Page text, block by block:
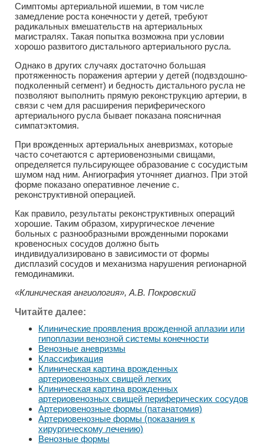
Симптомы артериальной ишемии, в том числе
замедление роста конечности у детей, требуют
радикальных вмешательств на артериальных
магистралях. Такая попытка возможна при условии
хорошо развитого дистального артериального русла.
Однако в других случаях достаточно большая
протяженность поражения артерии у детей (подвздошно-
подколенный сегмент) и бедность дистального русла не
позволяют выполнить прямую реконструкцию артерии, в
связи с чем для расширения периферического
артериального русла бывает показана поясничная
симпатэктомия.
При врожденных артериальных аневризмах, которые
часто сочетаются с артериовенозными свищами,
определяется пульсирующее образование с сосудистым
шумом над ним. Ангиография уточняет диагноз. При этой
форме показано оперативное лечение с.
реконструктивной операцией.
Как правило, результаты реконструктивных операций
хорошие. Таким образом, хирургическое лечение
больных с разнообразными врожденными пороками
кровеносных сосудов должно быть
индивидуализировано в зависимости от формы
дисплазий сосудов и механизма нарушения регионарной
гемодинамики.
«Клиническая ангиология», А.В. Покровский
Читайте далее:
Клинические проявления врожденной аплазии или
гипоплазии венозной системы конечности
Венозные аневризмы
Классификация
Клиническая картина врожденных
артериовенозных свищей легких
Клиническая картина врожденных
артериовенозных свищей периферических сосудов
Артериовенозные формы (патанатомия)
Артериовенозные формы (показания к
хирургическому лечению)
Венозные формы